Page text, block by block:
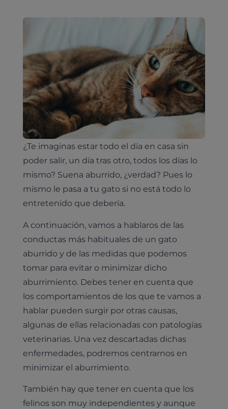
¿Te imaginas estar todo el día en casa sin
poder salir, un día tras otro, todos los días lo
mismo? Suena aburrido, ¿verdad? Pues lo
mismo le pasa a tu gato si no está todo lo
entretenido que debería.
A continuación, vamos a hablaros de las
conductas más habituales de un gato
aburrido y de las medidas que podemos
tomar para evitar o minimizar dicho
aburrimiento. Debes tener en cuenta que
los comportamientos de los que te vamos a
hablar pueden surgir por otras causas,
algunas de ellas relacionadas con patologías
veterinarias. Una vez descartadas dichas
enfermedades, podremos centrarnos en
minimizar el aburrimiento.
También hay que tener en cuenta que los
felinos son muy independientes y aunque